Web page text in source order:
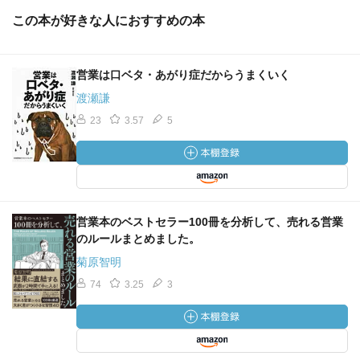
この本が好きな人におすすめの本
営業は口ベタ・あがり症だからうまくいく
渡瀬謙
23 3.57 5
営業本のベストセラー100冊を分析して、売れる営業
のルールまとめました。
菊原智明
74 3.25 3